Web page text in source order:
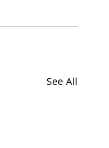
See All